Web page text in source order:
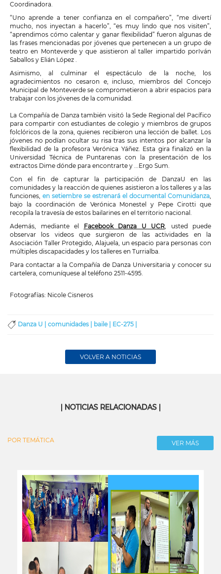
Coordinadora.
“Uno aprende a tener confianza en el compañero”, “me divertí
mucho, nos inyectan a hacerlo”, “es muy lindo que nos visiten”,
“aprendimos cómo calentar y ganar flexibilidad” fueron algunas de
las frases mencionadas por jóvenes que pertenecen a un grupo de
teatro en Monteverde y que asistieron al taller impartido porIván
Saballos y Elián López .
Asimismo, al culminar el espectáculo de la noche, los
agradecimientos no cesaron e, incluso, miembros del Concejo
Municipal de Monteverde se comprometieron a abrir espacios para
trabajar con los jóvenes de la comunidad.
La Compañía de Danza también visitó la Sede Regional del Pacífico
para compartir con estudiantes de colegio y miembros de grupos
folclóricos de la zona, quienes recibieron una lección de ballet. Los
jóvenes no podían ocultar su risa tras sus intentos por alcanzar la
flexibilidad de la profesora Verónica Yáñez. Esta gira finalizó en la
Universidad Técnica de Puntarenas con la presentación de los
extractos Dime dónde para encontrarte y ...Ergo Sum.
Con el fin de capturar la participación de DanzaU en las
comunidades y la reacción de quienes asistieron a los talleres y a las
funciones, en setiembre se estrenará el documental Comunidanza
bajo la coordinación de Verónica Monestel y Pepe Cirotti que
recopila la travesía de estos bailarines en el territorio nacional.
Además, mediante el Facebook Danza U UCR , usted puede
observar los videos que surgieron de las actividades en la
Asociación Taller Protegido, Alajuela, un espacio para personas con
múltiples discapacidades y los talleres en Turrialba.
Para contactar a la Compañía de Danza Universitaria y conocer su
cartelera, comuníquese al teléfono 2511-4595.
Fotografías: Nicole Cisneros
Danza U | comunidades | baile | EC-275 |
VOLVER A NOTICIAS
| NOTICIAS RELACIONADAS |
POR TEMÁTICA VER MÁS